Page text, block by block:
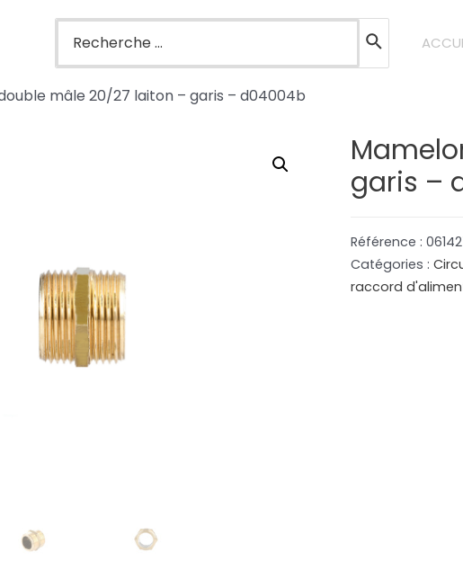
mâle 20/27 laiton – garis – d04004b
garis –
Référence :
Catégories :
raccord